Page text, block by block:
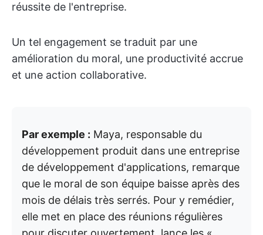
réussite de l'entreprise.
Un tel engagement se traduit par une
amélioration du moral, une productivité accrue
et une action collaborative.
Par exemple : Maya, responsable du
développement produit dans une entreprise
de développement d'applications, remarque
que le moral de son équipe baisse après des
mois de délais très serrés. Pour y remédier,
elle met en place des réunions régulières